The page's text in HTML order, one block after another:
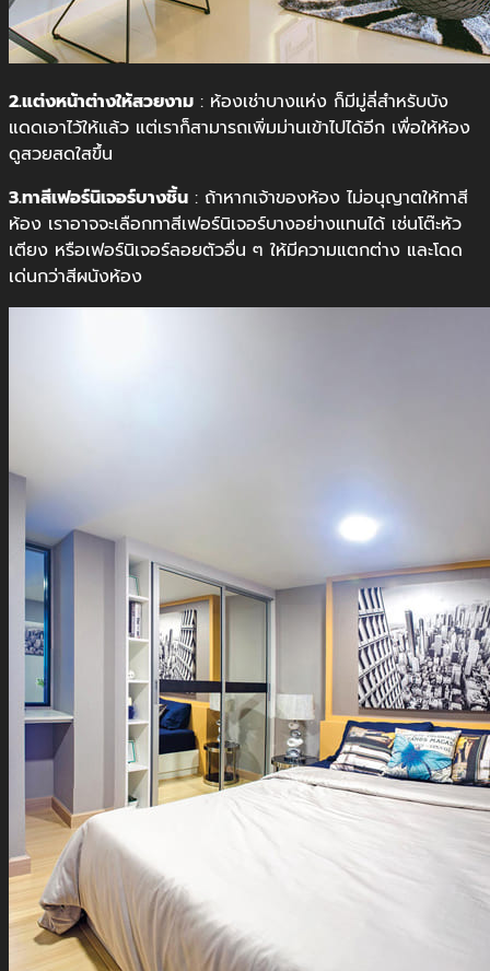
2.แต่งหน้าต่างให้สวยงาม : ห้องเช่าบางแห่ง ก็มีมู่ลี่สำหรับบัง
แดดเอาไว้ให้แล้ว แต่เราก็สามารถเพิ่มม่านเข้าไปได้อีก เพื่อให้ห้อง
ดูสวยสดใสขึ้น
3.ทาสีเฟอร์นิเจอร์บางชิ้น : ถ้าหากเจ้าของห้อง ไม่อนุญาตให้ทาสี
ห้อง เราอาจจะเลือกทาสีเฟอร์นิเจอร์บางอย่างแทนได้ เช่นโต๊ะหัว
เตียง หรือเฟอร์นิเจอร์ลอยตัวอื่น ๆ ให้มีความแตกต่าง และโดด
เด่นกว่าสีผนังห้อง